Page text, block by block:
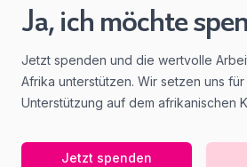
Ja, ich möchte
Jetzt spenden und die wertvolle
Afrika unterstützen. Wir setzen uns
Unterstützung auf dem afrikanischen
Jetzt spenden